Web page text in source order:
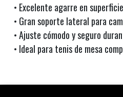
• Excelente agarre en
• Gran soporte lateral para
• Ajuste cómodo y seguro
• Ideal para tenis de mesa